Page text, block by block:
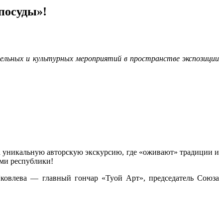
и культурных мероприятий в пространстве экспозиции
авторскую экскурсию, где «оживают» традиции и
республики!
— главный гончар «Туой Арт», председатель Союза